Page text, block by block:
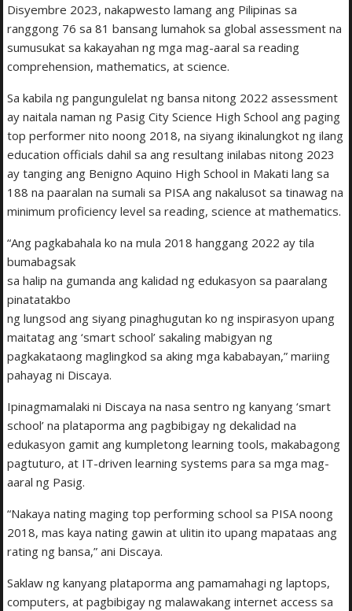
Disyembre 2023, nakapwesto lamang ang Pilipinas sa
ranggong 76 sa 81 bansang lumahok sa global assessment na
sumusukat sa kakayahan ng mga mag-aaral sa reading
comprehension, mathematics, at science.
Sa kabila ng pangungulelat ng bansa nitong 2022 assessment
ay naitala naman ng Pasig City Science High School ang paging
top performer nito noong 2018, na siyang ikinalungkot ng ilang
education officials dahil sa ang resultang inilabas nitong 2023
ay tanging ang Benigno Aquino High School in Makati lang sa
188 na paaralan na sumali sa PISA ang nakalusot sa tinawag na
minimum proficiency level sa reading, science at mathematics.
“Ang pagkabahala ko na mula 2018 hanggang 2022 ay tila
bumabagsak
sa halip na gumanda ang kalidad ng edukasyon sa paaralang
pinatatakbo
ng lungsod ang siyang pinaghugutan ko ng inspirasyon upang
maitatag ang ‘smart school’ sakaling mabigyan ng
pagkakataong maglingkod sa aking mga kababayan,” mariing
pahayag ni Discaya.
Ipinagmamalaki ni Discaya na nasa sentro ng kanyang ‘smart
school’ na plataporma ang pagbibigay ng dekalidad na
edukasyon gamit ang kumpletong learning tools, makabagong
pagtuturo, at IT-driven learning systems para sa mga mag-
aaral ng Pasig.
“Nakaya nating maging top performing school sa PISA noong
2018, mas kaya nating gawin at ulitin ito upang mapataas ang
rating ng bansa,” ani Discaya.
Saklaw ng kanyang plataporma ang pamamahagi ng laptops,
computers, at pagbibigay ng malawakang internet access sa